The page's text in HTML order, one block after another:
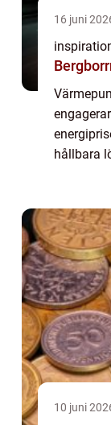
16 juni
hållbara
jämnt
10 juni